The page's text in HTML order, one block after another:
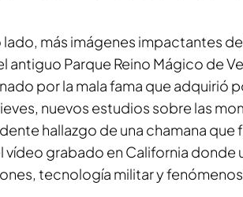
más imágenes impactantes de
antiguo Parque Reino Mágico de
por la mala fama que adquirió
nuevos estudios sobre las
hallazgo de una chamana que
vídeo grabado en California donde
tecnología militar y